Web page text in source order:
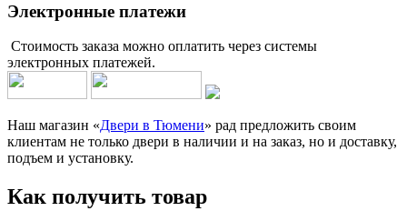
Электронные платежи
Стоимость заказа можно оплатить через системы
электронных платежей.
Наш магазин «Двери в Тюмени» рад предложить своим
клиентам не только двери в наличии и на заказ, но и доставку,
подъем и установку.
Как получить товар